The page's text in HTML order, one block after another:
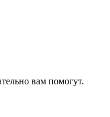
вам помогут.